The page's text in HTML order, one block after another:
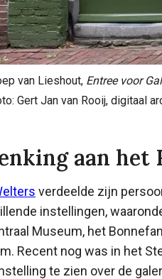
van Lieshout, Entree voor
Gert Jan van Rooij, digitaal
aan het
verdeelde zijn
instellingen,
Museum, het
Recent nog was in het
te zien over de